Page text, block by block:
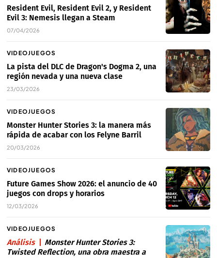
Resident Evil, Resident Evil 2, y Resident
Evil 3: Nemesis llegan a Steam
07/04/2026
VIDEOJUEGOS
La pista del DLC de Dragon's Dogma 2, una
región nevada y una nueva clase
23/03/2026
VIDEOJUEGOS
Monster Hunter Stories 3: la manera más
rápida de acabar con los Felyne Barril
20/03/2026
VIDEOJUEGOS
Future Games Show 2026: el anuncio de 40
juegos con drops y horarios
12/03/2026
VIDEOJUEGOS
Análisis
Monster Hunter Stories 3:
Twisted Reflection, una obra maestra a